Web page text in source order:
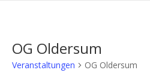
OG Oldersum
Veranstaltungen OG Oldersum